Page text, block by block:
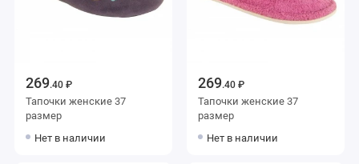
269.40 ₽
Тапочки женские 37
размер
Нет в наличии
269.40 ₽
Тапочки женские 37
размер
Нет в наличии